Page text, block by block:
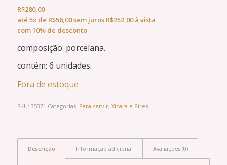
R$280,00
até 5xde R$56,00sem juros R$252,00à vista
com 10% de desconto
composição: porcelana.
contém: 6 unidades.
Fora de estoque
SKU: 35371 Categorias: Para servir, Xícara e Pires
Descrição Informação adicional Avaliações (0)